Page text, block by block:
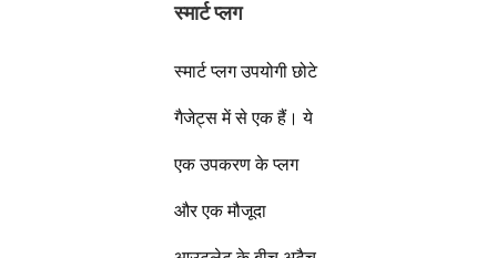
स्मार्ट प्लग
स्मार्ट प्लग उपयोगी छोटे
गैजेट्स में से एक हैं। ये
एक उपकरण के प्लग
और एक मौजूदा